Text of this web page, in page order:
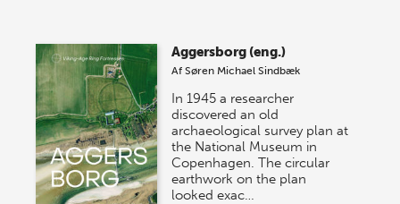
Aggersborg (eng.)
AfSøren Michael Sindbæk
In 1945 a researcher
discovered an old
archaeological survey plan at
the National Museum in
Copenhagen. The circular
earthwork on the plan
looked exac…